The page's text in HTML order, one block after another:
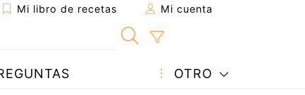
Mi libro de recetas Mi cuenta
OTRO